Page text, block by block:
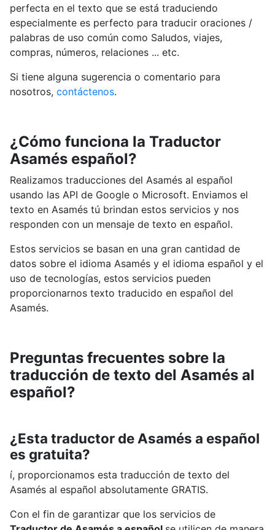
perfecta en el texto que se está traduciendo
especialmente es perfecto para traducir oraciones /
palabras de uso común como Saludos, viajes,
compras, números, relaciones ... etc.
Si tiene alguna sugerencia o comentario para
nosotros, contáctenos.
¿Cómo funciona la Traductor
Asamés español?
Realizamos traducciones del Asamés al español
usando las API de Google o Microsoft. Enviamos el
texto en Asamés tú brindan estos servicios y nos
responden con un mensaje de texto en español.
Estos servicios se basan en una gran cantidad de
datos sobre el idioma Asamés y el idioma español y el
uso de tecnologías, estos servicios pueden
proporcionarnos texto traducido en español del
Asamés.
Preguntas frecuentes sobre la
traducción de texto del Asamés al
español?
¿Esta traductor de Asamés a español
es gratuita?
í, proporcionamos esta traducción de texto del
Asamés al español absolutamente GRATIS.
Con el fin de garantizar que los servicios de